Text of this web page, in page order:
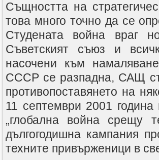
Същността на
това много точно да се
Студената война враг
Съветският съюз и
насочени към
СССР се разпадна, САЩ
противопоставянето на
11 септември 2001
„глобална война срещу
дългогодишна кампания
техните привърженици в